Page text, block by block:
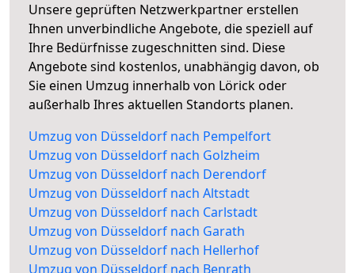
Unsere geprüften Netzwerkpartner erstellen
Ihnen unverbindliche Angebote, die speziell auf
Ihre Bedürfnisse zugeschnitten sind. Diese
Angebote sind kostenlos, unabhängig davon, ob
Sie einen Umzug innerhalb von Lörick oder
außerhalb Ihres aktuellen Standorts planen.
Umzug von Düsseldorf nach Pempelfort
Umzug von Düsseldorf nach Golzheim
Umzug von Düsseldorf nach Derendorf
Umzug von Düsseldorf nach Altstadt
Umzug von Düsseldorf nach Carlstadt
Umzug von Düsseldorf nach Garath
Umzug von Düsseldorf nach Hellerhof
Umzug von Düsseldorf nach Benrath